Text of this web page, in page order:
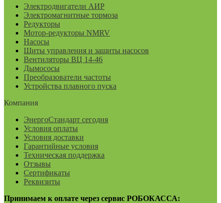
Электродвигатели АИР
Электромагнитные тормоза
Редукторы
Мотор-редукторы NMRV
Насосы
Щиты управления и защиты насосов
Вентиляторы ВЦ 14-46
Дымососы
Преобразователи частоты
Устройства плавного пуска
Компания
ЭнергоСтандарт сегодня
Условия оплаты
Условия доставки
Гарантийные условия
Техническая поддержка
Отзывы
Сертификаты
Реквизиты
Принимаем к оплате через сервис РОБОКАССА: